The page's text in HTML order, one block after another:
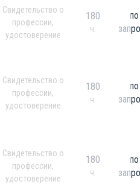
Свидетельство о
профессии,
удостоверение
180
ч.
по
Свидетельство о
профессии,
удостоверение
180
ч.
по
Свидетельство о
профессии,
удостоверение
180
ч.
по